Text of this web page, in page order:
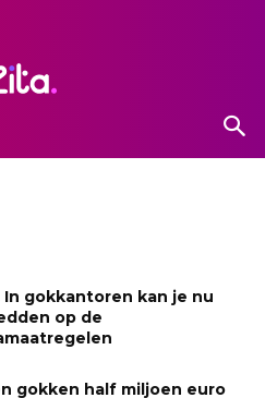
In gokkantoren kan je nu
op de
gokken half miljoen euro